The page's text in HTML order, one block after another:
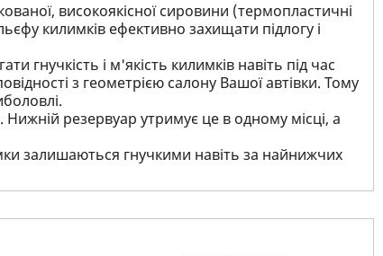
високоякісної сировини (термопластичні
килимків ефективно захищати підлогу і
гнучкість і м'якість килимків навіть під час
з геометрією салону Вашої автівки. Тому
резервуар утримує це в одному місці, а
залишаються гнучкими навіть за найнижчих